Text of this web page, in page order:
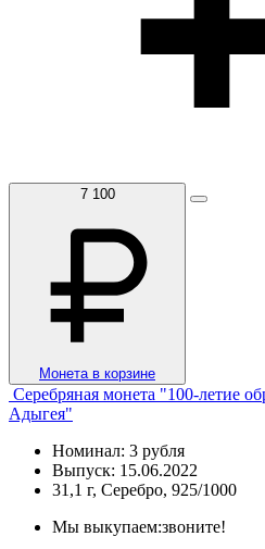
7 100
Монета в корзине
Серебряная монета "100-летие
Адыгея"
Номинал: 3 рубля
Выпуск: 15.06.2022
31,1 г, Серебро, 925/1000
Мы выкупаем:звоните!